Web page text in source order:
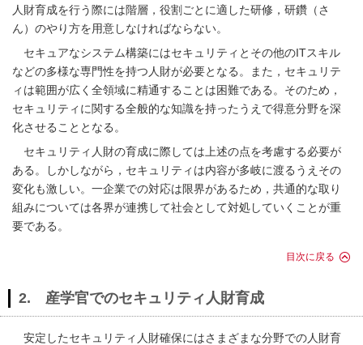
人財育成を行う際には階層，役割ごとに適した研修，研鑽（さ
ん）のやり方を用意しなければならない。
セキュアなシステム構築にはセキュリティとその他のITスキル
などの多様な専門性を持つ人財が必要となる。また，セキュリテ
ィは範囲が広く全領域に精通することは困難である。そのため，
セキュリティに関する全般的な知識を持ったうえで得意分野を深
化させることとなる。
セキュリティ人財の育成に際しては上述の点を考慮する必要が
ある。しかしながら，セキュリティは内容が多岐に渡るうえその
変化も激しい。一企業での対応は限界があるため，共通的な取り
組みについては各界が連携して社会として対処していくことが重
要である。
目次に戻る
2. 産学官でのセキュリティ人財育成
安定したセキュリティ人財確保にはさまざまな分野での人財育